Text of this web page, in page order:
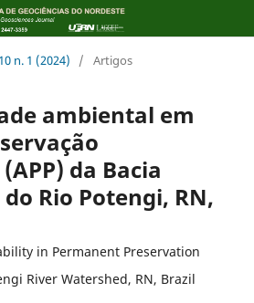
n. 1 (2024) / Artigos
ambiental em
da Bacia
Rio Potengi, RN,
in Permanent Preservation
River Watershed, RN, Brazil